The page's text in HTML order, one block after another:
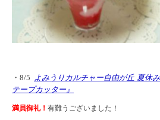
・8/5 よみうりカルチャー自由が丘 夏休
テープカッター』
満員御礼！ 有難うございました！